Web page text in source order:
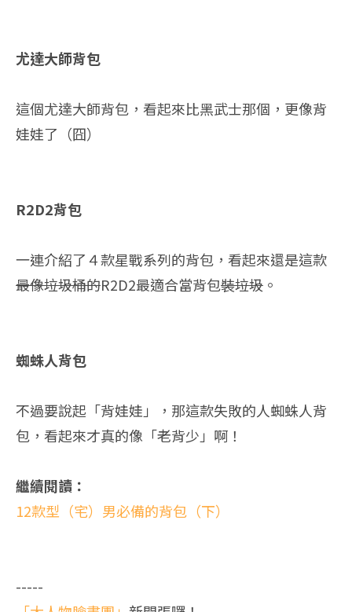
尤達大師背包
這個尤達大師背包，看起來比黑武士那個，更像背
娃娃了（囧）
R2D2背包
一連介紹了４款星戰系列的背包，看起來還是這款
最像垃圾桶的R2D2最適合當背包裝垃圾 。
蜘蛛人背包
不過要說起「背娃娃」，那這款失敗的人蜘蛛人背
包，看起來才真的像「老背少」啊！
繼續閱讀：
12款型（宅）男必備的背包（下）
-----